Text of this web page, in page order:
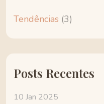
Tendências (3)
Posts Recentes
10 Jan 2025